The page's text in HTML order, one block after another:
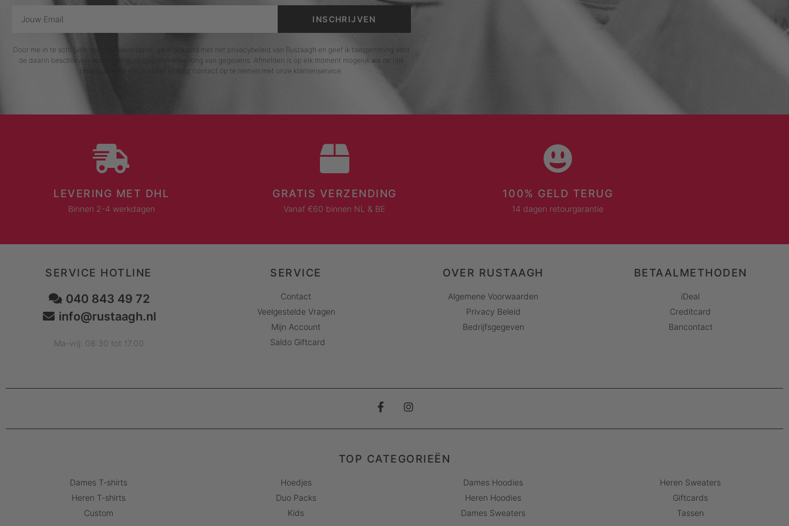
INSCHRIJVEN
Door me in te schrijven voor de nieuwsbrief, ga ik akkoord met het privacybeleid van Rustaagh en geef ik toestemming voor
de daarin beschreven verzameling, opslag en verwerking van gegevens. Afmelden is op elk moment mogelijk via de link
onderaan elke nieuwsbrief of door contact op te nemen met onze klantenservice.
LEVERING MET DHL
Binnen 2-4 werkdagen
GRATIS VERZENDING
Vanaf €60 binnen NL & BE
100% GELD TERUG
14 dagen retourgarantie
SERVICE HOTLINE
040 843 49 72
info@rustaagh.nl
Ma-vrij: 08:30 tot 17.00
SERVICE
Contact
Veelgestelde Vragen
Mijn Account
Saldo Giftcard
OVER RUSTAAGH
Algemene Voorwaarden
Privacy Beleid
Bedrijfsgegeven
BETAALMETHODEN
iDeal
Creditcard
Bancontact
TOP CATEGORIEËN
Dames T-shirts
Heren T-shirts
Custom
Hoedjes
Duo Packs
Kids
Dames Hoodies
Heren Hoodies
Dames Sweaters
Heren Sweaters
Giftcards
Tassen